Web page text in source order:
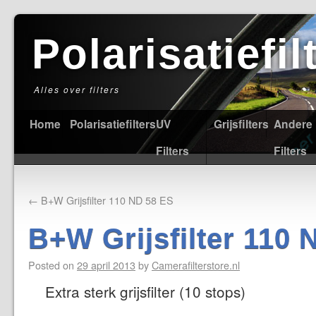
Alles over filters
Home PolarisatiefiltersUV
Filters
Grijsfilters Andere
Filters
← B+W Grijsfilter 110 ND 58 ES
B+W Grijsfilter 110
Posted on 29 april 2013 byCamerafilterstore.nl
Extra sterk grijsfilter (10 stops)